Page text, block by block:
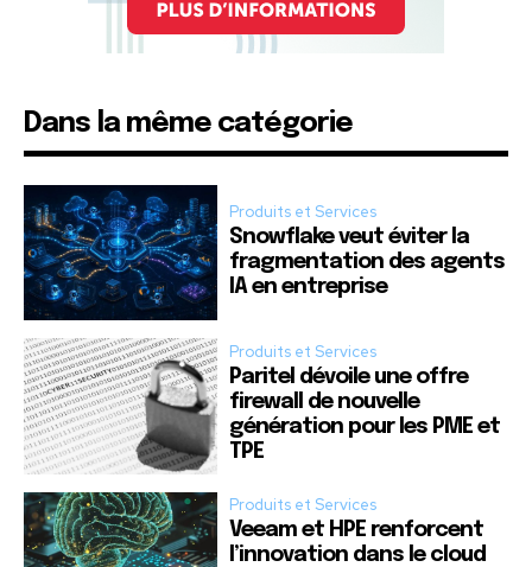
Dans la même catégorie
Produits et Services
Snowflake veut éviter la
fragmentation des agents
IA en entreprise
Produits et Services
Paritel dévoile une offre
firewall de nouvelle
génération pour les PME et
TPE
Produits et Services
Veeam et HPE renforcent
l’innovation dans le cloud